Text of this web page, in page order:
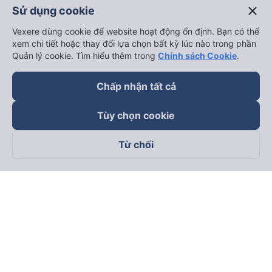
Theo dõi chúng tôi trên
Sử dụng cookie close
Vexere dùng cookie để website hoạt động ổn định. Bạn có thể
xem chi tiết hoặc thay đổi lựa chọn bất kỳ lúc nào trong phần
Quản lý cookie. Tìm hiểu thêm trong Chính sách Cookie.
Chấp nhận tất cả
Tùy chọn cookie
Từ chối